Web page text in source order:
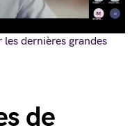
de
dernières grandes